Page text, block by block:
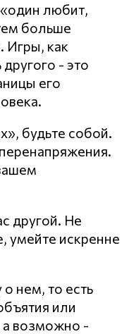
«один любит,
больше
Игры, как
- это
его
будьте собой.
другой. Не
умейте искренне
нем, то есть
или
а возможно -